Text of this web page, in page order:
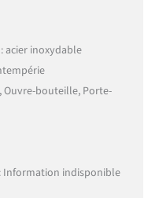
acier inoxydable
bouteille, Porte-
Information indisponible